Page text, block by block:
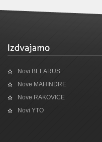
Novi BELARUS
Nove MAHINDRE
Nove RAKOVICE
Novi YTO